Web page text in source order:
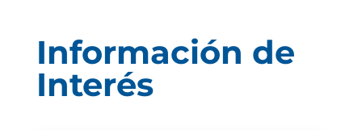
Información de
Interés